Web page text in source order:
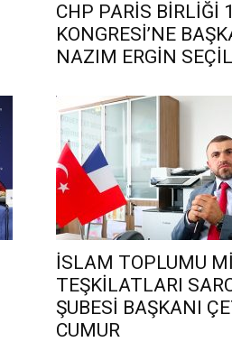
CHP PARİS BİRLİĞİ
KONGRESİ’NE
NAZIM ERGİN
İSLAM TOPLUMU
TEŞKİLATLARI
ŞUBESİ BAŞKANI
CUMUR